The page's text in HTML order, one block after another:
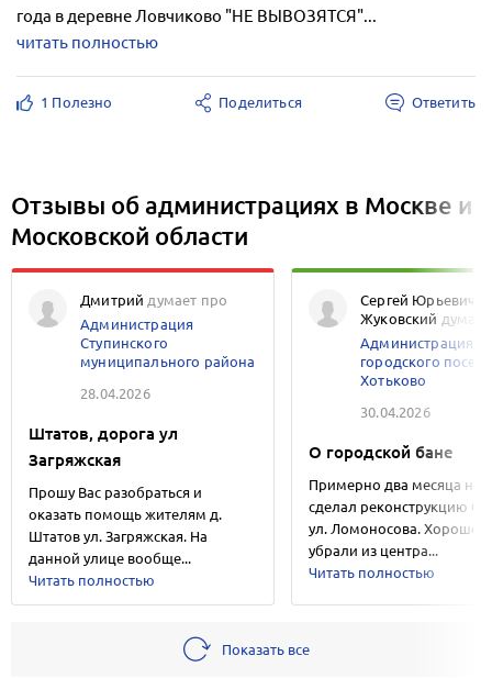
года в деревне Ловчиково "НЕ ВЫВОЗЯТСЯ"...
читать полностью
1 Полезно Поделиться Ответить
Отзывы об администрациях в Москве и
Московской области
Дмитрий думает про
Администрация
Ступинского
муниципального района
28.04.2026
Штатов, дорога ул
Загряжская
Прошу Вас разобраться и
оказать помощь жителям д.
Штатов ул. Загряжская. На
данной улице вообще...
Читать полностью
Сергей Юрьевич
Жуковский
Администрация
городского
Хотьково
30.04.2026
О городской бане
Примерно два месяца
сделал реконструкцию
ул. Ломоносова. Хорошо,
убрали из центра...
Читать полностью
Показать все